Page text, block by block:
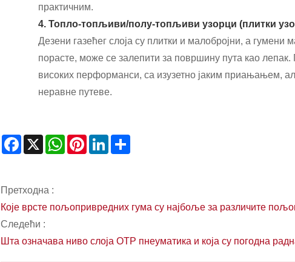
практичним.
4. Топло-топљиви/полу-топљиви узорци (плитки
Дезени газећег слоја су плитки и малобројни, а гумени
порасте, може се залепити за површину пута као
високих перформанси, са изузетно јаким приањањем,
неравне путеве.
Facebook
X WhatsAppPinterestLinkedIn
Претходна :
Које врсте пољопривредних гума су најбоље за различите
Следећи :
Шта означава ниво слоја ОТР пнеуматика и која су погодна